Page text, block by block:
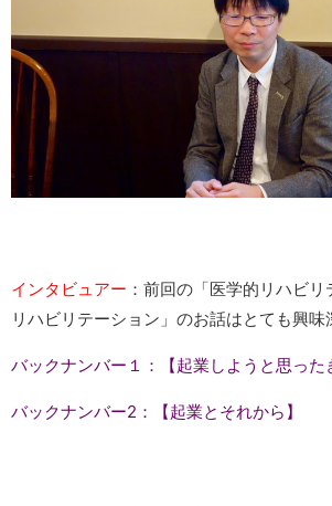
インタビュアー ：前回の「医学的リハビ
リハビリテーション」のお話はとても興味
バックナンバー１：【起業しようと思った
バックナンバー2：【起業とそれから】